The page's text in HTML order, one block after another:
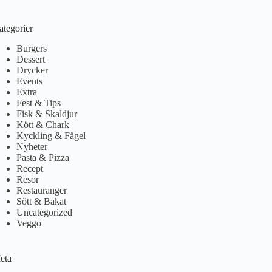
Burgers
Dessert
Drycker
Events
Extra
Fest & Tips
Fisk & Skaldjur
Kött & Chark
Kyckling & Fågel
Nyheter
Pasta & Pizza
Recept
Resor
Restauranger
Sött & Bakat
Uncategorized
Veggo